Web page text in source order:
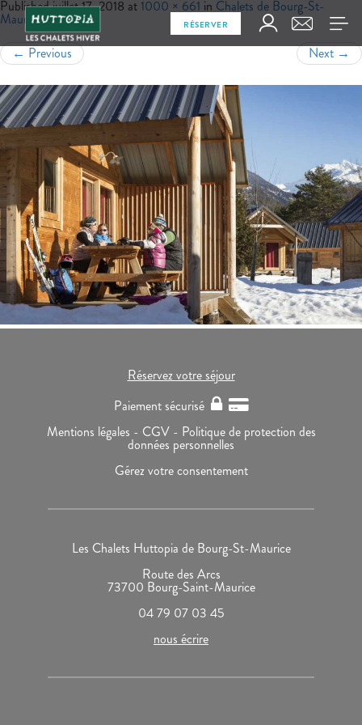
RÉSERVER
Publishedjuillet 17, 2018 at 1000 × 661 in Chalets de Bourg-St-
Maurice
← Previous Next →
Réservez votre séjour
Paiement sécurisé
Mentions légales - CGV - Politique de protection des
données personnelles
Gérez votre consentement
Les Chalets Huttopia de Bourg-St-Maurice
Route des Arcs
73700 Bourg-Saint-Maurice
04 79 07 03 45
nous écrire